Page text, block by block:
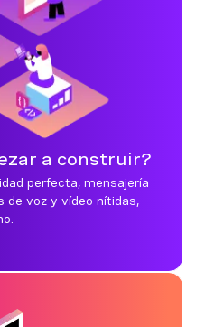
a construir?
perfecta, mensajería
de voz y vídeo nítidas,